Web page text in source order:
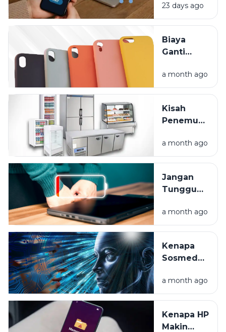
Hidup
Lebih
Tapi Kok
Saldo
Habis?
23 days ago
Biaya
Ganti
Mahal?
Lindungi
Anda
Sejak Hari
a month ago
Kisah
Penemuan
Dari Es
Balok
Frozen
Food
a month ago
Jangan
Tunggu
Ini Cara
Rawat
Laptop
Anda
a month ago
Kenapa
Sosmed
yang Kita
Mau? Intip
Algoritma
a month ago
Kenapa HP
Makin